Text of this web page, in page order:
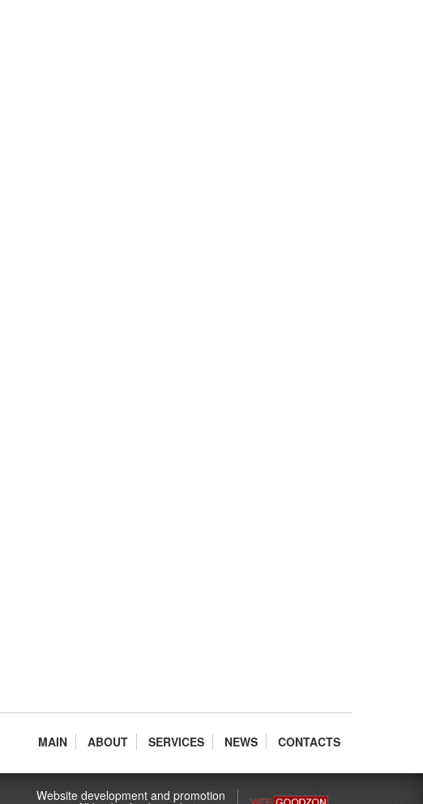
MAIN ABOUT SERVICES NEWS CONTACTS
Website development and promotion